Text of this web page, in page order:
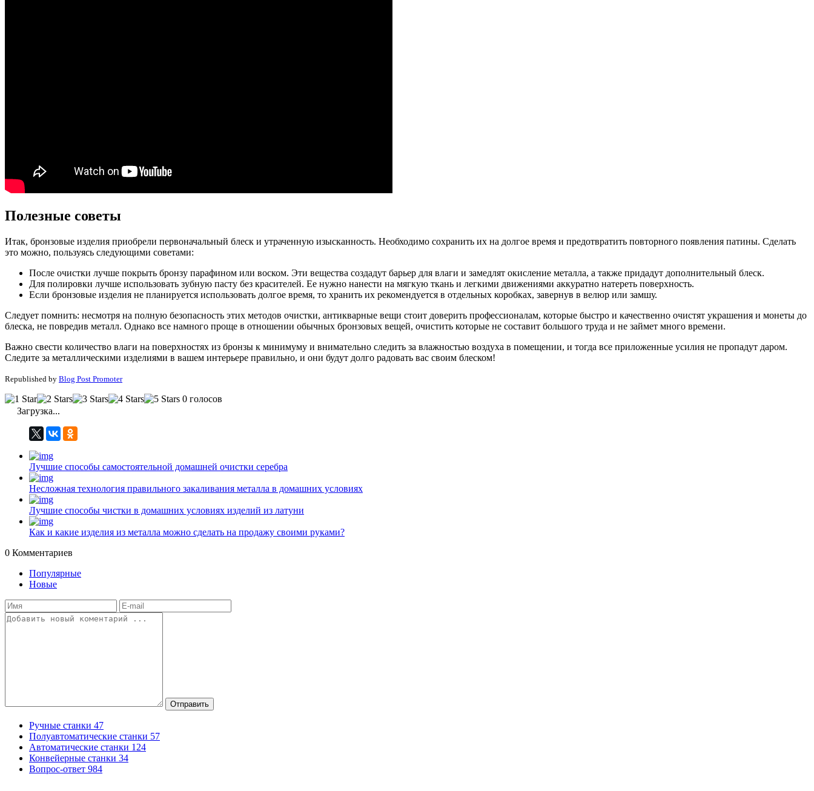
Полезные советы
Итак, бронзовые изделия приобрели первоначальный блеск и утраченную изысканность. Необходимо сохранить их на долгое время и предотвратить повторного появления патины. Сделать
это можно, пользуясь следующими советами:
После очистки лучше покрыть бронзу парафином или воском. Эти вещества создадут барьер для влаги и замедлят окисление металла, а также придадут дополнительный блеск.
Для полировки лучше использовать зубную пасту без красителей. Ее нужно нанести на мягкую ткань и легкими движениями аккуратно натереть поверхность.
Если бронзовые изделия не планируется использовать долгое время, то хранить их рекомендуется в отдельных коробках, завернув в велюр или замшу.
Следует помнить: несмотря на полную безопасность этих методов очистки, антикварные вещи стоит доверить профессионалам, которые быстро и качественно очистят украшения и монеты до
блеска, не повредив металл. Однако все намного проще в отношении обычных бронзовых вещей, очистить которые не составит большого труда и не займет много времени.
Важно свести количество влаги на поверхностях из бронзы к минимуму и внимательно следить за влажностью воздуха в помещении, и тогда все приложенные усилия не пропадут даром.
Следите за металлическими изделиями в вашем интерьере правильно, и они будут долго радовать вас своим блеском!
Republished by Blog Post Promoter
0 голосов
Загрузка...
Лучшие способы самостоятельной домашней очистки серебра
Несложная технология правильного закаливания металла в домашних условиях
Лучшие способы чистки в домашних условиях изделий из латуни
Как и какие изделия из металла можно сделать на продажу своими руками?
0 Комментариев
Популярные
Новые
Отправить
Ручные станки 47
Полуавтоматические станки 57
Автоматические станки 124
Конвейерные станки 34
Вопрос-ответ 984